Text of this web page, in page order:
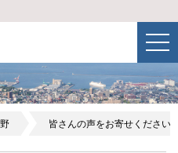
皆さんの声をお寄せください